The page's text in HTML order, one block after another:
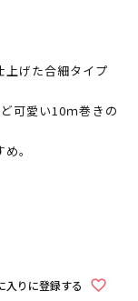
上げた合細タイプ
可愛い10ｍ巻きの
。
入りに登録する